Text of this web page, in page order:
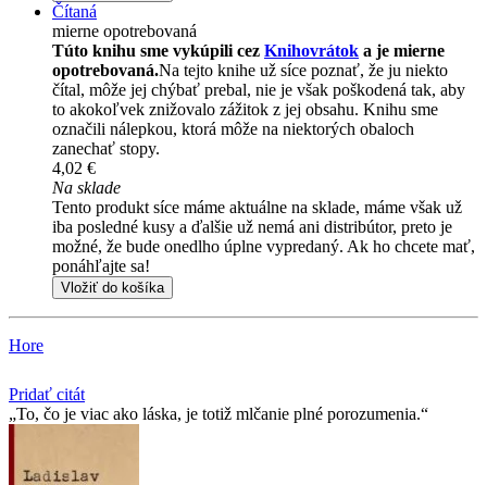
Čítaná
mierne opotrebovaná
Túto knihu sme vykúpili cez Knihovrátok a je mierne
opotrebovaná.Na tejto knihe už síce poznať, že ju niekto
čítal, môže jej chýbať prebal, nie je však poškodená tak, aby
to akokoľvek znižovalo zážitok z jej obsahu. Knihu sme
označili nálepkou, ktorá môže na niektorých obaloch
zanechať stopy.
4,02 €
Na sklade
Tento produkt síce máme aktuálne na sklade, máme však už
iba posledné kusy a ďalšie už nemá ani distribútor, preto je
možné, že bude onedlho úplne vypredaný. Ak ho chcete mať,
ponáhľajte sa!
Vložiť do košíka
Hore
Pridať citát
To, čo je viac ako láska, je totiž mlčanie plné porozumenia.